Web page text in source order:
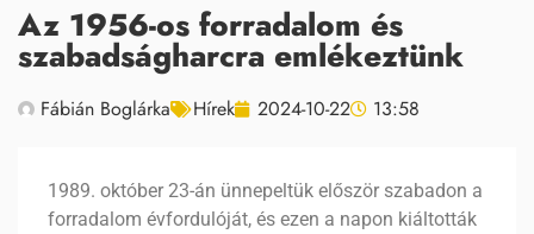
Az 1956-os forradalom és
szabadságharcra emlékeztünk
Fábián Boglárka Hírek 2024-10-22 13:58
1989. október 23-án ünnepeltük először szabadon a
forradalom évfordulóját, és ezen a napon kiáltották